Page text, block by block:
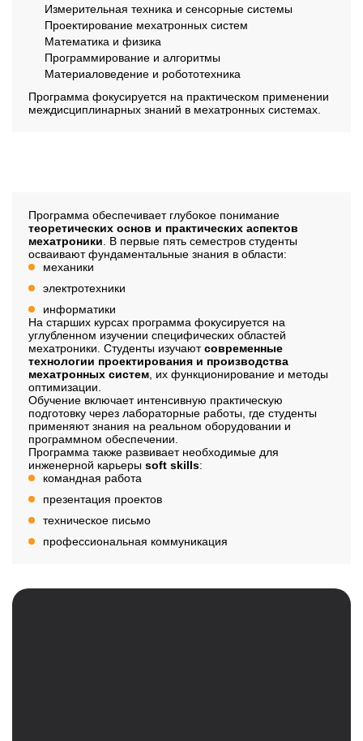
Измерительная техника и сенсорные системы
Проектирование мехатронных систем
Математика и физика
Программирование и алгоритмы
Материаловедение и робототехника
Программа фокусируется на практическом применении
междисциплинарных знаний в мехатронных системах.
Программа обеспечивает глубокое понимание
теоретических основ и практических аспектов
мехатроники . В первые пять семестров студенты
осваивают фундаментальные знания в области:
механики
электротехники
информатики
На старших курсах программа фокусируется на
углубленном изучении специфических областей
мехатроники. Студенты изучаютсовременные
технологии проектирования и производства
мехатронных систем , их функционирование и методы
оптимизации.
Обучение включает интенсивную практическую
подготовку через лабораторные работы, где студенты
применяют знания на реальном оборудовании и
программном обеспечении.
Программа также развивает необходимые для
инженерной карьеры soft skills:
командная работа
презентация проектов
техническое письмо
профессиональная коммуникация